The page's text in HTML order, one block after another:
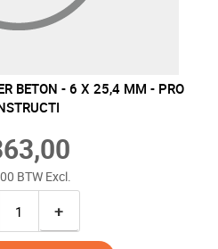
BETON - 6 X 25,4 MM - PRO
BTW Excl.
+